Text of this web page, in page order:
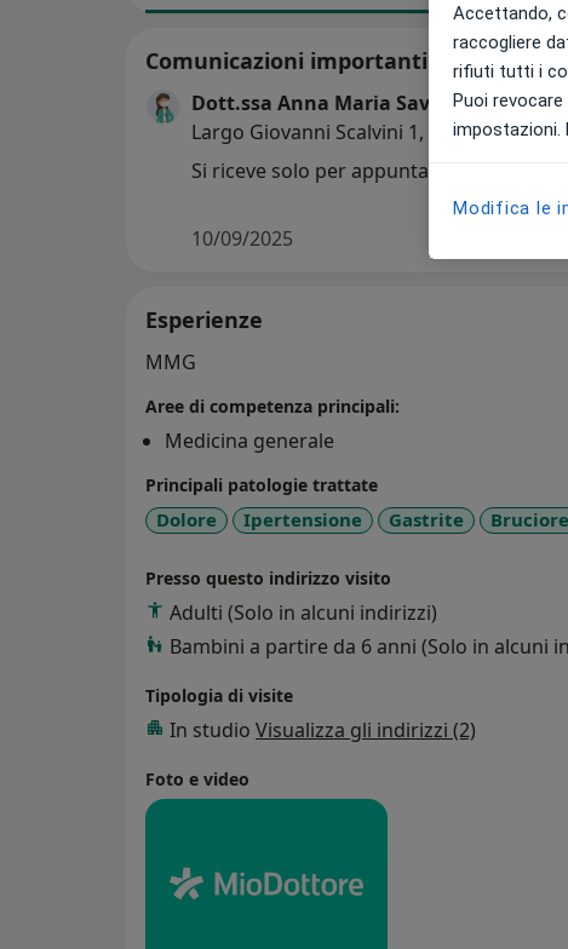
Comunicazioni importanti
Dott.ssa Anna Maria Savaresi
Largo Giovanni Scalvini 1, Leno 25024
Si riceve solo per appuntamento.
10/09/2025
Esperienze
MMG
Aree di competenza principali:
Medicina generale
Principali patologie trattate
Dolore Ipertensione Gastrite Bruciore
Presso questo indirizzo visito
Adulti (Solo in alcuni indirizzi)
Bambini a partire da 6 anni (Solo in alcuni
Tipologia di visite
In studio Visualizza gli indirizzi (2)
Foto e video
Accettando,
raccogliere
rifiuti tutti i
Puoi
impostazioni.
Modifica le